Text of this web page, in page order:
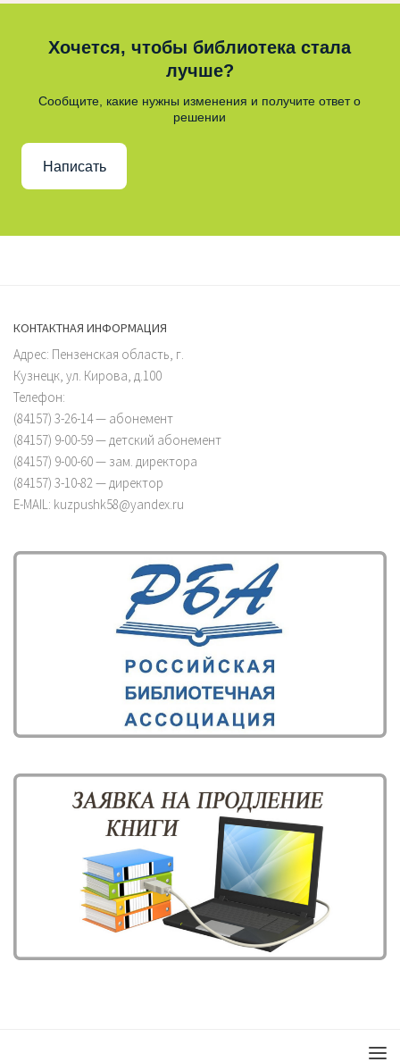
Хочется, чтобы библиотека стала
лучше?
Сообщите, какие нужны изменения и получите ответ о
решении
Написать
КОНТАКТНАЯ ИНФОРМАЦИЯ
Адрес: Пензенская область, г.
Кузнецк, ул. Кирова, д.100
Телефон:
(84157) 3-26-14 — абонемент
(84157) 9-00-59 — детский абонемент
(84157) 9-00-60 — зам. директора
(84157) 3-10-82 — директор
E-MAIL: kuzpushk58@yandex.ru